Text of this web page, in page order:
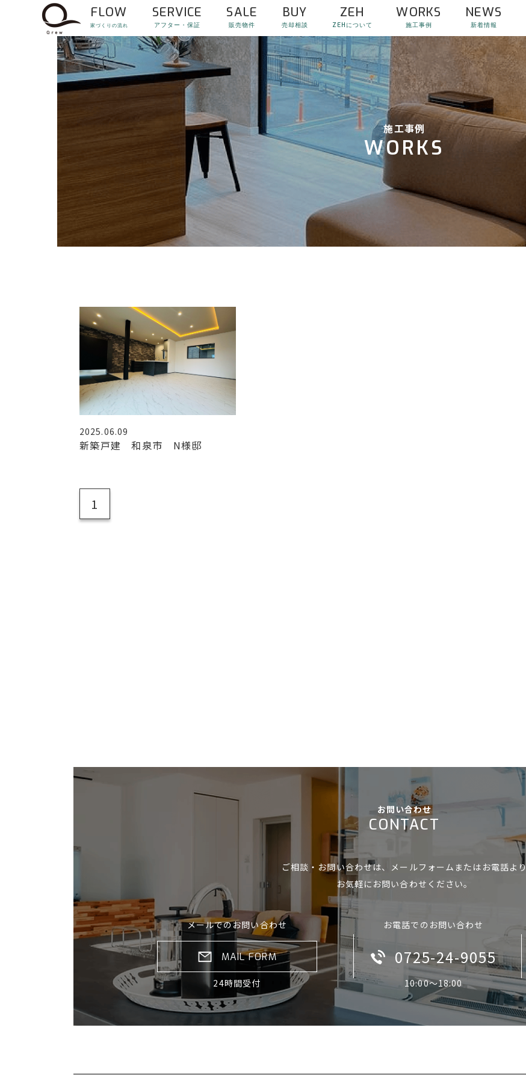
FLOW
家づくりの流れ
SERVICE
アフター・保証
SALE
販売物件
BUY
売却相談
ZEH
ZEHについて
WORKS
施工事例
NEWS
新着情報
施工事例
WORKS
2025.06.09
新築戸建 和泉市 N様邸
1
お問い合わせ
CONTACT
ご相談・お問い合わせは、 メールフォームまたはお電話より
お気軽にお問い合わせください。
メールでのお問い合わせ
MAIL FORM
24時間受付
お電話でのお問い合わせ
0725-24-9055
10:00〜18:00